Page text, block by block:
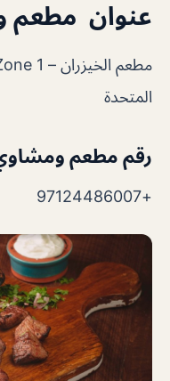
عنوان مطعم
المتحدة
رقم مطعم ومشاوي
+97124486007